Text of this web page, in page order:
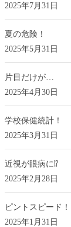
2025年7月31日
夏の危険！
2025年5月31日
片目だけが…
2025年4月30日
学校保健統計！
2025年3月31日
近視が眼病に⁉
2025年2月28日
ピントスピード！
2025年1月31日